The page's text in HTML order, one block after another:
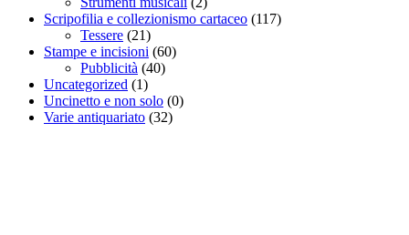
Scripofilia e collezionismo cartaceo (117)
Tessere (21)
Stampe e incisioni (60)
Pubblicità (40)
Uncategorized (1)
Uncinetto e non solo (0)
Varie antiquariato (32)